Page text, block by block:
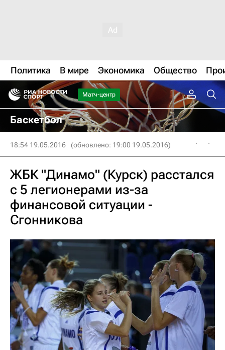
Политика В мире Экономика Общество
Матч-центр
Баскетбол
18:54 19.05.2016 (обновлено: 19:00 19.05.2016)
ЖБК "Динамо" (Курск) расстался
с 5 легионерами из-за
финансовой ситуации -
Сгонникова